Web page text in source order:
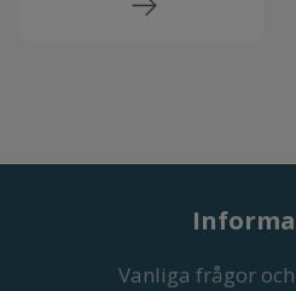
Vanliga frågor